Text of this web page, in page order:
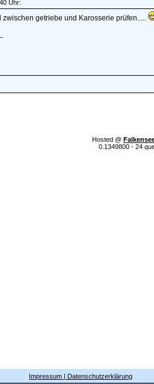
Uhr:
zwischen getriebe und Karosserie prüfen.....
Hosted @
0.1349800 - 24
Impressum | Datenschutzerklärung